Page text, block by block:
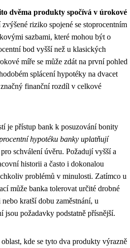
dvěma produkty spočívá v úrokové
riziko spojené se stoprocentním
sazbami, které mohou být o
bod vyšší než u klasických
míře se může zdát na první pohled
splácení hypotéky na dvacet
finanční rozdíl v celkové
je přístup bank k posuzování bonity
hypotéku banky uplatňují
pro schválení úvěru. Požadují vyšší a
historii a často i dokonalou
problémů v minulosti. Zatímco u
může banka tolerovat určité drobné
kratší dobu zaměstnání, u
jsou požadavky podstatně přísnější.
kde se tyto dva produkty výrazně